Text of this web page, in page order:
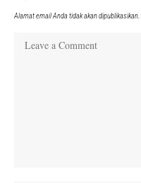
Alamat email Anda tidak akan dipublikasikan.